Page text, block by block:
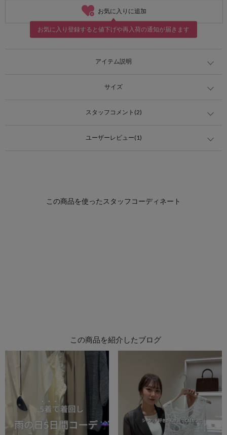
お気に入りに追加
お気に入り登録すると値下げや再入荷の通知が届きます
アイテム説明
サイズ
スタッフコメント(2)
ユーザーレビュー(1)
この商品を紹介したブログ